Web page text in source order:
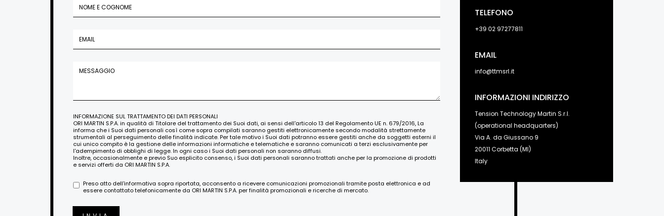
INFORMAZIONE SUL TRATTAMENTO DEI DATI PERSONALI
ORI MARTIN S.P.A. in qualità di Titolare del trattamento dei Suoi dati, ai sensi dell'articolo 13 del Regolamento UE n. 679/2016, La
informa che i Suoi dati personali così come sopra compilati saranno gestiti elettronicamente secondo modalità strettamente
strumentali al perseguimento delle finalità indicate. Per tale motivo i Suoi dati potranno essere gestiti anche da soggetti esterni il
cui unico compito è la gestione delle informazioni informatiche e telematiche e saranno comunicati a terzi esclusivamente per
l'adempimento di obblighi di legge. In ogni caso i Suoi dati personali non saranno diffusi.
Inoltre, occasionalmente e previo Suo esplicito consenso, i Suoi dati personali saranno trattati anche per la promozione di prodotti
e servizi offerti da ORI MARTIN S.P.A.
Preso atto dell'informativa sopra riportata, acconsento a ricevere comunicazioni promozionali tramite posta elettronica e ad
essere contattato telefonicamente da ORI MARTIN S.P.A. per finalità promozionali e ricerche di mercato.
TELEFONO
+39 02 97277811
EMAIL
info@ttmsrl.it
INFORMAZIONI INDIRIZZO
Tension Technology Martin S.r.l.
(operational headquarters)
Via A. da Giussano 9
20011 Corbetta (MI)
Italy